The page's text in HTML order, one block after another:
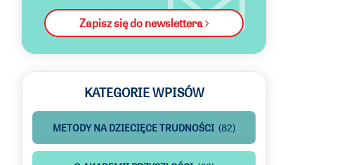
Zapisz się do newslettera
KATEGORIE WPISÓW
METODY NA DZIECIĘCE TRUDNOŚCI (82)